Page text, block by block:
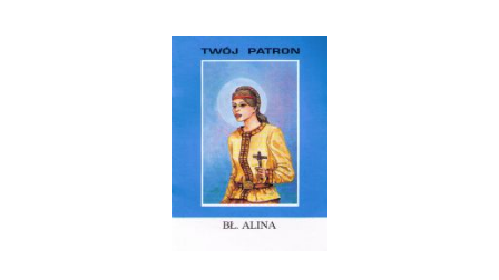
Poradniki, leksykony...